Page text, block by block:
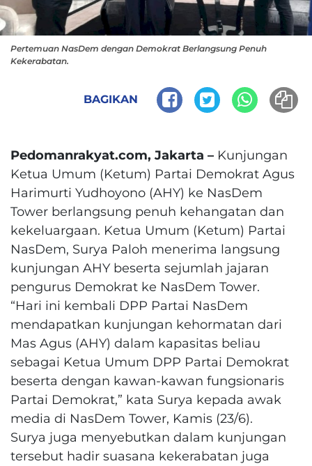
Pertemuan NasDem dengan Demokrat Berlangsung Penuh
Kekerabatan.
BAGIKAN
Pedomanrakyat.com, Jakarta – Kunjungan
Ketua Umum (Ketum) Partai Demokrat Agus
Harimurti Yudhoyono (AHY) ke NasDem
Tower berlangsung penuh kehangatan dan
kekeluargaan. Ketua Umum (Ketum) Partai
NasDem, Surya Paloh menerima langsung
kunjungan AHY beserta sejumlah jajaran
pengurus Demokrat ke NasDem Tower.
“Hari ini kembali DPP Partai NasDem
mendapatkan kunjungan kehormatan dari
Mas Agus (AHY) dalam kapasitas beliau
sebagai Ketua Umum DPP Partai Demokrat
beserta dengan kawan-kawan fungsionaris
Partai Demokrat,” kata Surya kepada awak
media di NasDem Tower, Kamis (23/6).
Surya juga menyebutkan dalam kunjungan
tersebut hadir suasana kekerabatan juga